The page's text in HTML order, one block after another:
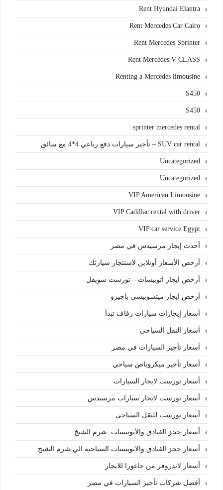
Rent Hyundai Elantra
Rent Mercedes Car Cairo
Rent Mercedes Sprinter
Rent Mercedes V-CLASS
Renting a Mercedes limousine
S450
S450
sprinter mercedes rental
SUV car rental – تأجير سيارات دفع رباعي 4*4 مع سائق
Uncategorized
Uncategorized
VIP American Limousine
VIP Cadillac rental with driver
VIP car service Egypt
أحدث إيجار مرسيدس في مصر
أرخص الأسعار أونلاين لاستئجار سيارتك
أرخص ايجار اتوبيسات – تورست سويفل
أرخص ايجار ميتسوبيشى باجيرو
أسعار إيجارات سيارات زفاف تبدأ
أسعار النقل السياحى
أسعار تأجير السيارات في مصر
أسعار تأجير ميكروباص سياحي
أسعار تورست لايجار السيارات
أسعار تورست لايجار سيارات مرسيدس
أسعار تورست للنقل السياحى
أسعار حجز الفنادق والأتوبيسات..شرم الشيخ
أسعار حجز الفنادق والاتوبيسات السياحية الي شرم الشيخ
أسعار لاندروفر من جاغورا للايجار
أفضل شركات تأجير السيارات في مصر